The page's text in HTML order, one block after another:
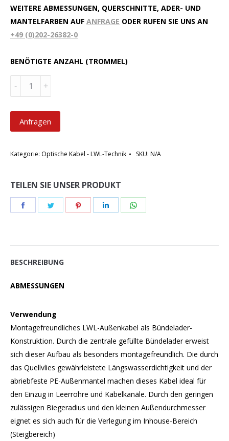
WEITERE ABMESSUNGEN, QUERSCHNITTE, ADER- UND
MANTELFARBEN AUF ANFRAGE ODER RUFEN SIE UNS AN
+49 (0)202-26382-0
BENÖTIGTE ANZAHL (TROMMEL)
Menge
Anfragen
Kategorie: Optische Kabel - LWL-Technik SKU: N/A
TEILEN SIE UNSER PRODUKT
Teilen
Teilen
Teilen
Teilen
BESCHREIBUNG
ABMESSUNGEN
Verwendung
Montagefreundliches LWL-Außenkabel als Bündelader-
Konstruktion. Durch die zentrale gefüllte Bündelader erweist
sich dieser Aufbau als besonders montagefreundlich. Die durch
das Quellvlies gewährleistete Längswasserdichtigkeit und der
abriebfeste PE-Außenmantel machen dieses Kabel ideal für
den Einzug in Leerrohre und Kabelkanäle. Durch den geringen
zulässigen Biegeradius und den kleinen Außendurchmesser
eignet es sich auch für die Verlegung im Inhouse-Bereich
(Steigbereich)